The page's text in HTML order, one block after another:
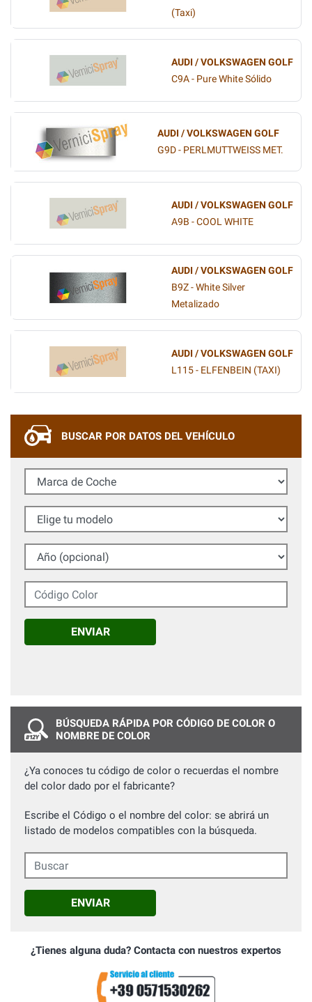
(Taxi)
AUDI / VOLKSWAGEN GOLF
C9A - Pure White Sólido
AUDI / VOLKSWAGEN GOLF
G9D - PERLMUTTWEISS MET.
AUDI / VOLKSWAGEN GOLF
A9B - COOL WHITE
AUDI / VOLKSWAGEN GOLF
B9Z - White Silver
Metalizado
AUDI / VOLKSWAGEN GOLF
L115 - ELFENBEIN (TAXI)
BUSCAR POR DATOS DEL VEHÍCULO
Marca de Coche
Elige tu modelo
Año (opcional)
Código Color
ENVIAR
BÚSQUEDA RÁPIDA POR CÓDIGO DE COLOR O
NOMBRE DE COLOR
¿Ya conoces tu código de color o recuerdas el nombre
del color dado por el fabricante?
Escribe el Código o el nombre del color: se abrirá un
listado de modelos compatibles con la búsqueda.
Buscar
ENVIAR
¿Tienes alguna duda? Contacta con nuestros expertos